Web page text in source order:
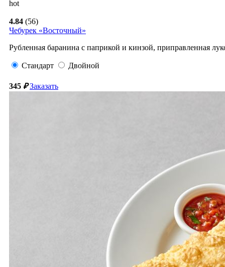
hot
4.84 (56)
Чебурек «Восточный»
Рубленная баранина с паприкой и кинзой, приправленная
Стандарт Двойной
345 ₽ Заказать